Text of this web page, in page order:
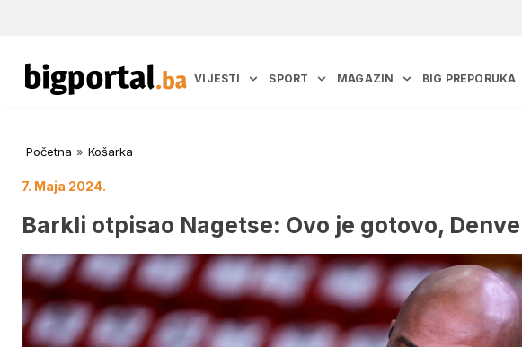
VIJESTI SPORT MAGAZIN BIG PREPORUKA
Početna » Košarka
7. Maja 2024.
Barkli otpisao Nagetse: Ovo je gotovo,